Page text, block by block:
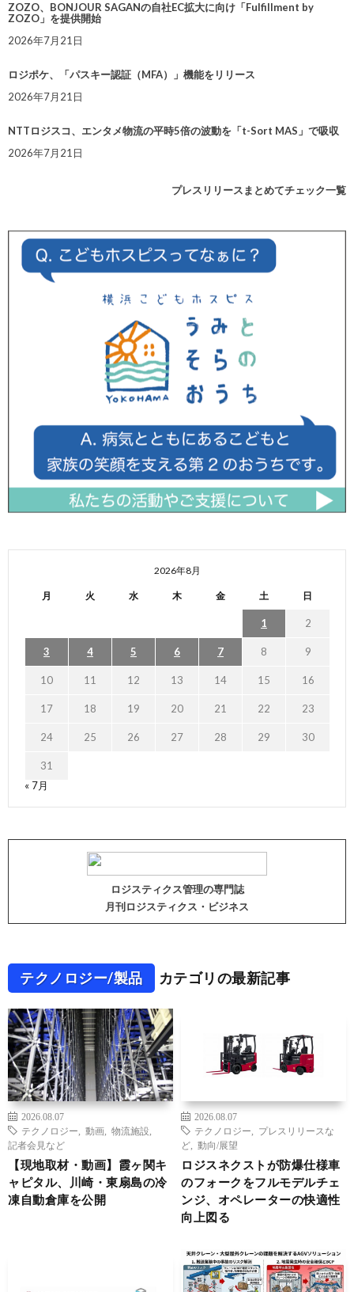
ZOZO、BONJOUR SAGANの自社EC拡大に向け「Fulfillment by
ZOZO」を提供開始
2026年7月21日
ロジポケ、「パスキー認証（MFA）」機能をリリース
2026年7月21日
NTTロジスコ、エンタメ物流の平時5倍の波動を「t-Sort MAS」で吸収
2026年7月21日
プレスリリースまとめてチェック一覧
2026年8月
月 火 水 木 金 土 日
1 2
3 4 5 6 7 8 9
10 11 12 13 14 15 16
17 18 19 20 21 22 23
24 25 26 27 28 29 30
31
« 7月
ロジスティクス管理の専門誌
月刊ロジスティクス・ビジネス
テクノロジー/製品 カテゴリの最新記事
2026.08.07
テクノロジー
動画 物流施設
記者会見など
【現地取材・動画】霞ヶ関キ
ャピタル、川崎・東扇島の冷
凍自動倉庫を公開
2026.08.07
テクノロジー
プレスリリースな
ど
動向/展望
ロジスネクストが防爆仕様車
のフォークをフルモデルチェ
ンジ、オペレーターの快適性
向上図る